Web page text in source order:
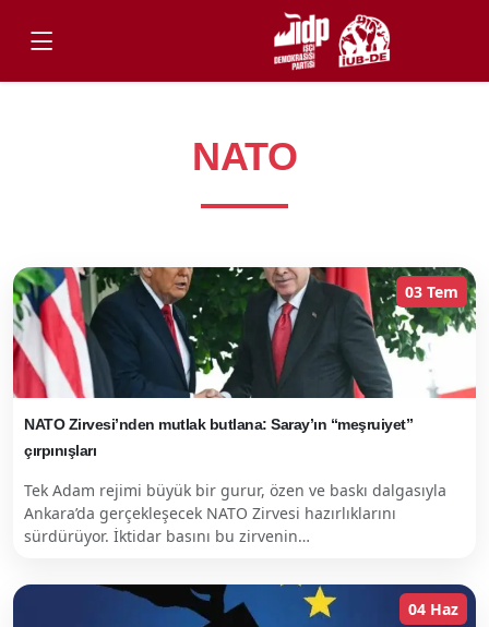
NATO
03 Tem
NATO Zirvesi’nden mutlak butlana: Saray’ın “meşruiyet”
çırpınışları
Tek Adam rejimi büyük bir gurur, özen ve baskı dalgasıyla
Ankara’da gerçekleşecek NATO Zirvesi hazırlıklarını
sürdürüyor. İktidar basını bu zirvenin…
04 Haz